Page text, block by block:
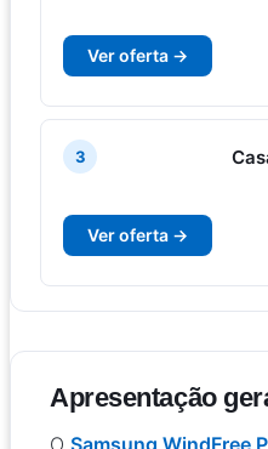
Ver oferta →
3
Ver oferta →
Apresentação
O Samsung WindFree